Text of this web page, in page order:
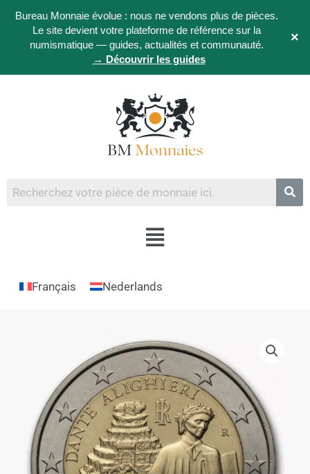
Bureau Monnaie évolue : nous ne vendons plus de pièces.
Le site devient votre plateforme de référence sur la
numismatique — guides, actualités et communauté.
→ Découvrir les guides
×
Français Nederlands